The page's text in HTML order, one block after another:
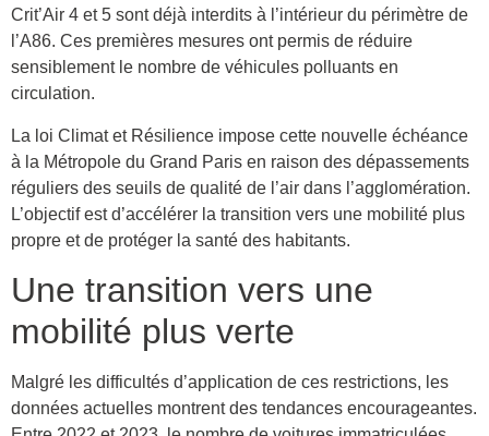
Crit’Air 4 et 5 sont déjà interdits à l’intérieur du périmètre de
l’A86. Ces premières mesures ont permis de réduire
sensiblement le nombre de véhicules polluants en
circulation.
La loi Climat et Résilience impose cette nouvelle échéance
à la Métropole du Grand Paris en raison des dépassements
réguliers des seuils de qualité de l’air dans l’agglomération.
L’objectif est d’accélérer la transition vers une mobilité plus
propre et de protéger la santé des habitants.
Une transition vers une
mobilité plus verte
Malgré les difficultés d’application de ces restrictions, les
données actuelles montrent des tendances encourageantes.